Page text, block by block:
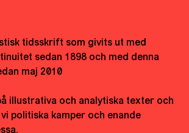
tidsskrift som givits ut med
sedan 1898 och med denna
maj 2010
illustrativa och analytiska texter och
politiska kamper och enande